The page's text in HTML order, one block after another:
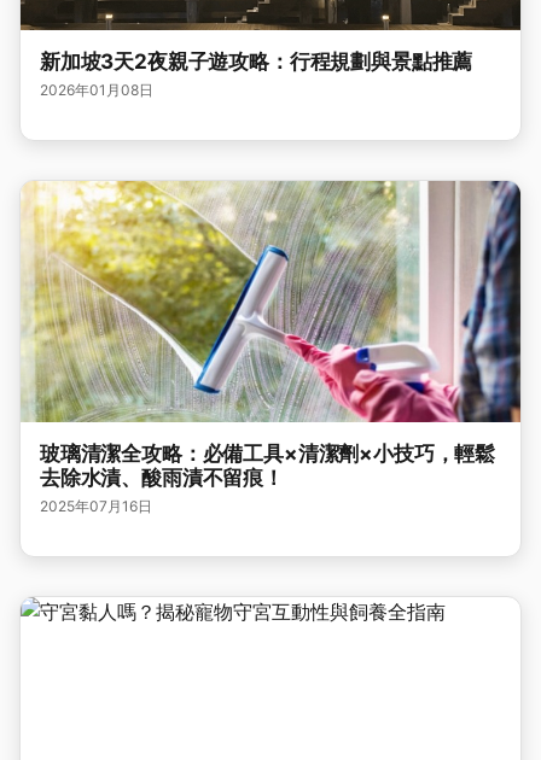
新加坡3天2夜親子遊攻略：行程規劃與景點推薦
2026年01月08日
玻璃清潔全攻略：必備工具×清潔劑×小技巧，輕鬆
去除水漬、酸雨漬不留痕！
2025年07月16日